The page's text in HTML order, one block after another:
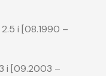
i [08.1990 –
i [09.2003 –